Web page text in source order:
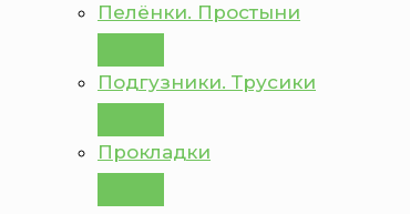
Пелёнки. Простыни
Подгузники. Трусики
Прокладки